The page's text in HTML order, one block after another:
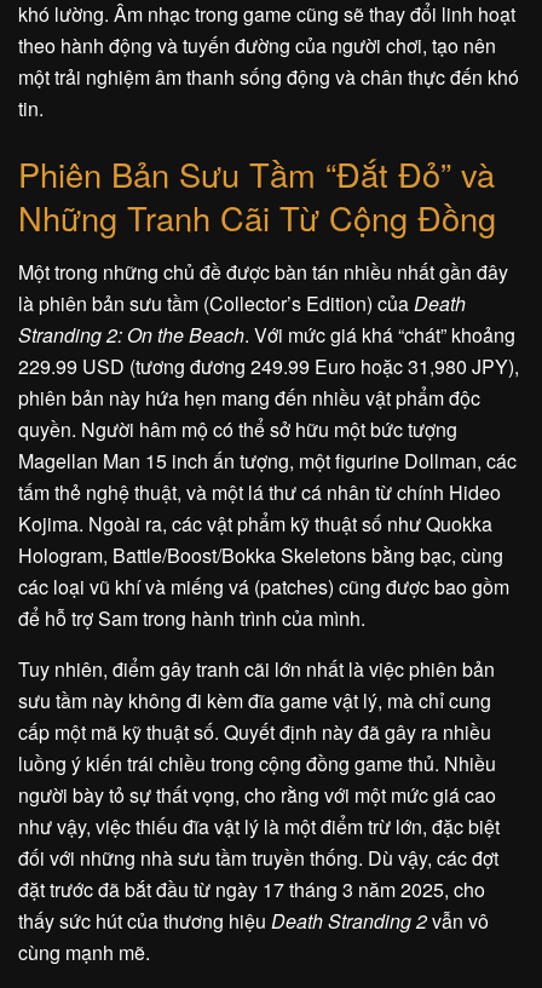
khó lường. Âm nhạc trong game cũng sẽ thay đổi linh hoạt
theo hành động và tuyến đường của người chơi, tạo nên
một trải nghiệm âm thanh sống động và chân thực đến khó
tin.
Phiên Bản Sưu Tầm “Đắt Đỏ” và
Những Tranh Cãi Từ Cộng Đồng
Một trong những chủ đề được bàn tán nhiều nhất gần đây
là phiên bản sưu tầm (Collector’s Edition) củaDeath
Stranding 2: On the Beach. Với mức giá khá “chát” khoảng
229.99 USD (tương đương 249.99 Euro hoặc 31,980 JPY),
phiên bản này hứa hẹn mang đến nhiều vật phẩm độc
quyền. Người hâm mộ có thể sở hữu một bức tượng
Magellan Man 15 inch ấn tượng, một figurine Dollman, các
tấm thẻ nghệ thuật, và một lá thư cá nhân từ chính Hideo
Kojima. Ngoài ra, các vật phẩm kỹ thuật số như Quokka
Hologram, Battle/Boost/Bokka Skeletons bằng bạc, cùng
các loại vũ khí và miếng vá (patches) cũng được bao gồm
để hỗ trợ Sam trong hành trình của mình.
Tuy nhiên, điểm gây tranh cãi lớn nhất là việc phiên bản
sưu tầm này không đi kèm đĩa game vật lý, mà chỉ cung
cấp một mã kỹ thuật số. Quyết định này đã gây ra nhiều
luồng ý kiến trái chiều trong cộng đồng game thủ. Nhiều
người bày tỏ sự thất vọng, cho rằng với một mức giá cao
như vậy, việc thiếu đĩa vật lý là một điểm trừ lớn, đặc biệt
đối với những nhà sưu tầm truyền thống. Dù vậy, các đợt
đặt trước đã bắt đầu từ ngày 17 tháng 3 năm 2025, cho
thấy sức hút của thương hiệu Death Stranding 2vẫn vô
cùng mạnh mẽ.